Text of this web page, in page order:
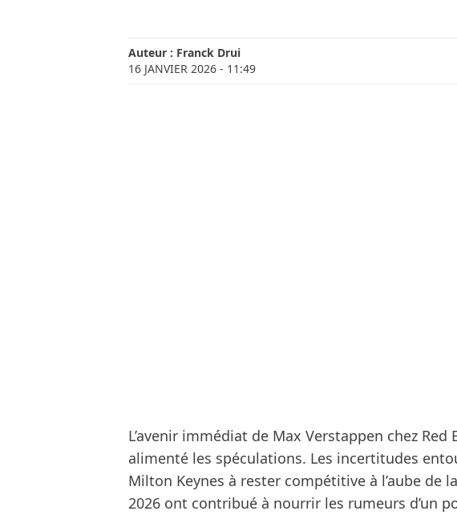
Auteur : Franck Drui
16 JANVIER 2026 - 11:49
L’avenir immédiat de Max Verstappen chez
alimenté les spéculations. Les incertitudes
Milton Keynes à rester compétitive à l’aube de
2026 ont contribué à nourrir les rumeurs d’un